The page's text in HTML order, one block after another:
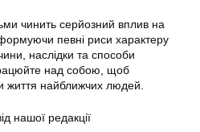
чинить серйозний вплив на
формуючи певні риси характеру
наслідки та способи
над собою, щоб
життя найближчих людей.
нашої редакції